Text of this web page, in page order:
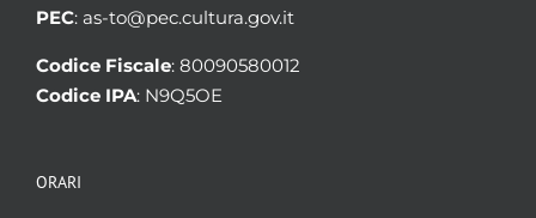
PEC: as-to@pec.cultura.gov.it
Codice Fiscale: 80090580012
Codice IPA: N9Q5OE
ORARI